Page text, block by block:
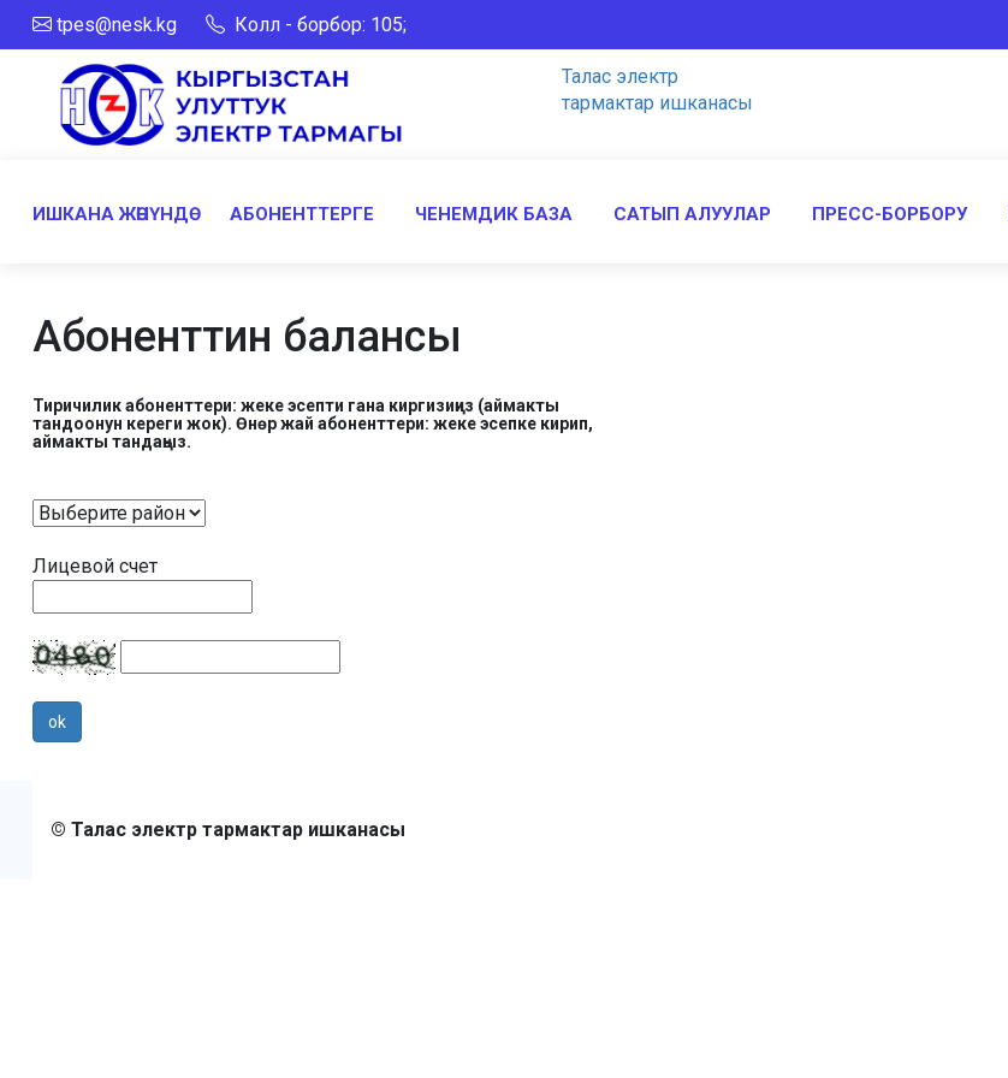
tpes@nesk.kg Колл - борбор: 105;
Талас электр
тармактар ишканасы
ИШКАНА ЖӨНҮНДӨ АБОНЕНТТЕРГЕ ЧЕНЕМДИК БАЗА САТЫП АЛУУЛАР ПРЕСС-БОРБОРУ
Абоненттин балансы
Тиричилик абоненттери: жеке эсепти гана киргизиңиз (аймакты
тандоонун кереги жок). Өнөр жай абоненттери: жеке эсепке кирип,
аймакты тандаңыз.
Лицевой счет
© Талас электр тармактар ишканасы